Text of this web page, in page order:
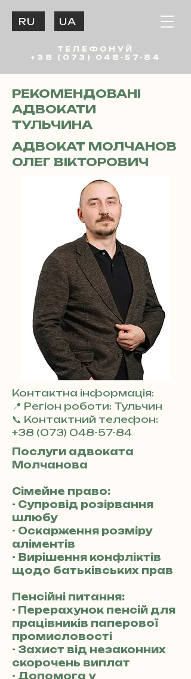
ТЕЛЕФОНУЙ
+38 (073) 048-57-84
UA
RU
РЕКОМЕНДОВАНІ
АДВОКАТИ
ТУЛЬЧИНА
АДВОКАТ МОЛЧАНОВ
ОЛЕГ ВІКТОРОВИЧ
Контактна інформація:
📍 Регіон роботи: Тульчин
📞 Контактний телефон:
+38 (073) 048-57-84
Послуги адвоката
Молчанова
Сімейне право:
- Супровід розірвання
шлюбу
- Оскарження розміру
аліментів
- Вирішення конфліктів
щодо батьківських прав
Пенсійні питання:
- Перерахунок пенсій для
працівників паперової
промисловості
- Захист від незаконних
скорочень виплат
- Допомога у